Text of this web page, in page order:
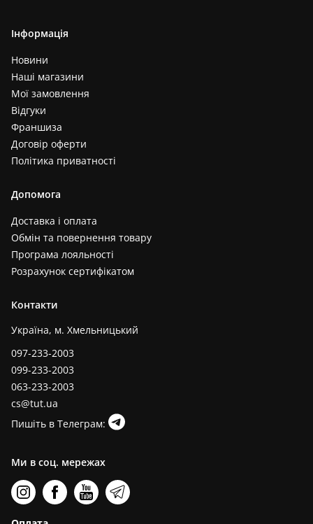
Інформація
Новини
Наші магазини
Мої замовлення
Відгуки
Франшиза
Договір оферти
Політика приватності
Допомога
Доставка і оплата
Обмін та повернення товару
Програма лояльності
Розрахунок сертифікатом
Контакти
Україна, м. Хмельницький
097-233-2003
099-233-2003
063-233-2003
cs@tut.ua
Пишіть в Телеграм:
Ми в соц. мережах